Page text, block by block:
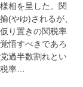
相を呈した。関
(やゆ)されるが、
り置きの関税率
悟すべきであろ
過半数割れとい
率…